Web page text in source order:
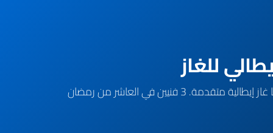
مركزنا في العاشر من رمضان متخصص في صيانة كل موديلات تكنوجاز (Tecnogas Combi, Conventional, Vista). تكنولوجيا غاز إيطالية متقدمة. 3 فنيين في العاشر من رمضان